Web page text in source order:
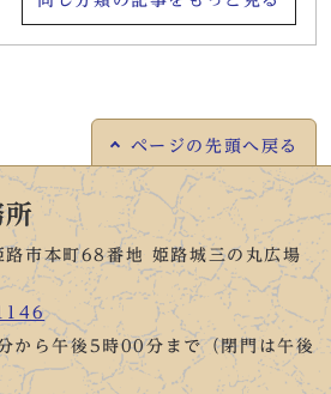
ページの 先頭へ戻る
所
市本町68番地 姫路城三の丸広場
から午後5時00分まで（閉門は午後